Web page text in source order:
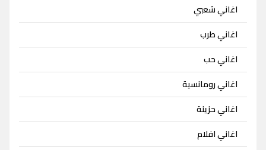
اغاني شعبي
اغاني طرب
اغاني حب
اغاني رومانسية
اغاني حزينة
اغاني افلام